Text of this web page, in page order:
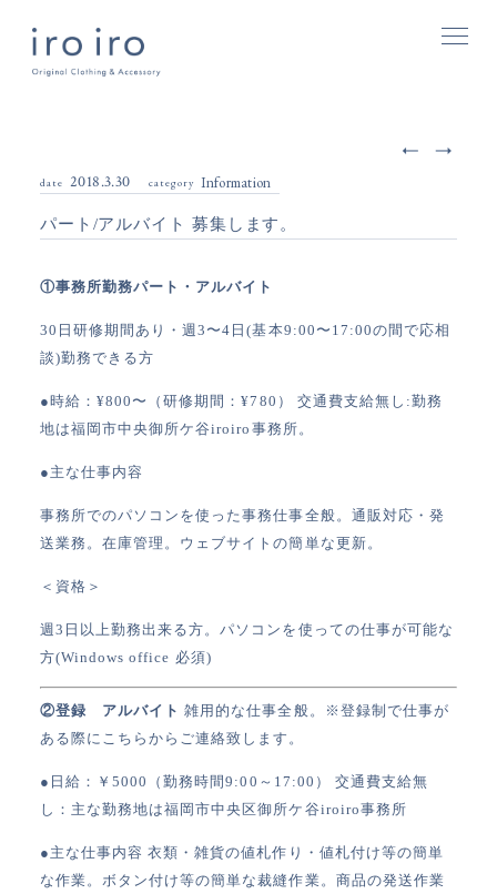
date 2018.3.30 category Information
パート/アルバイト 募集します。
①事務所勤務パート・アルバイト
30日研修期間あり・週3〜4日(基本9:00〜17:00の間で応相
談)勤務できる方
●時給：¥800〜（研修期間：¥780）
交通費支給無し:勤務
地は福岡市中央御所ケ谷iroiro事務所。
●主な仕事内容
事務所でのパソコンを使った事務仕事全般。通販対応・発
送業務。在庫管理。ウェブサイトの簡単な更新。
＜資格＞
週3日以上勤務出来る方。パソコンを使っての仕事が可能な
方(Windows office 必須)
②登録 アルバイト 雑用的な仕事全般。※登録制で仕事が
ある際にこちらからご連絡致します。
●日給：￥5000（勤務時間9:00～17:00）
交通費支給無
し：主な勤務地は福岡市中央区御所ケ谷iroiro事務所
●主な仕事内容 衣類・雑貨の値札作り・値札付け等の簡単
な作業。ボタン付け等の簡単な裁縫作業。商品の発送作業